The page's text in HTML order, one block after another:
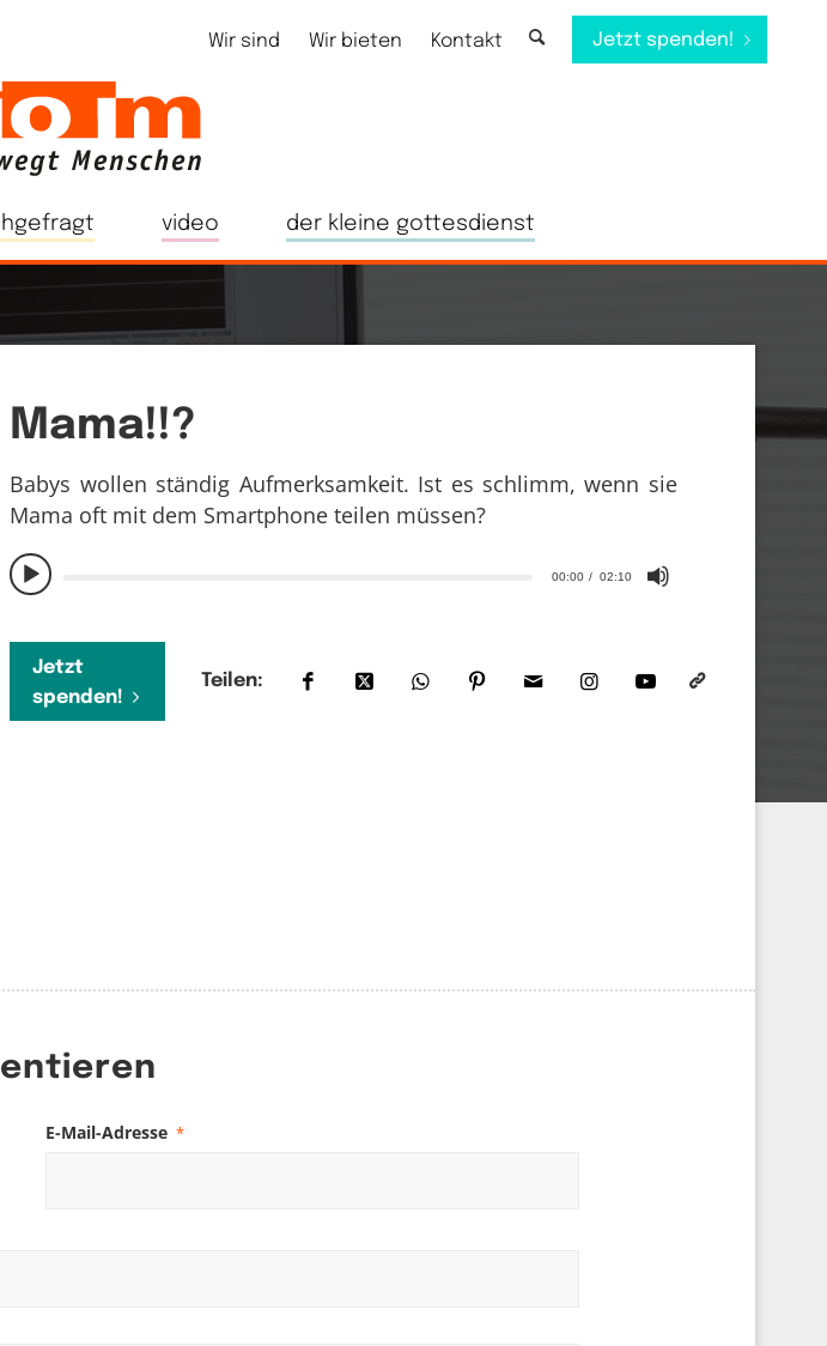
Wir sind Wir bieten Kontakt Jetzt spenden!
video der kleine gottesdienst
Mama!!?
00:00 02:10
Babys wollen ständig Aufmerksamkeit. Ist es schlimm, wenn sie
Mama oft mit dem Smartphone teilen müssen?
Jetzt
spenden!
Teilen:
E-Mail-Adresse *